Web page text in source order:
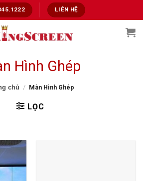
LIÊN HỆ
Hình Ghép
chủ / Màn Hình Ghép
LỌC